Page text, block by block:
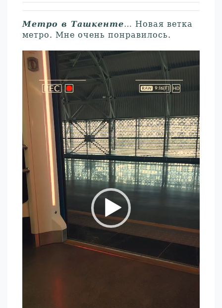
Метро в Ташкенте… Новая ветка
метро. Мне очень понравилось.
Video-
Player